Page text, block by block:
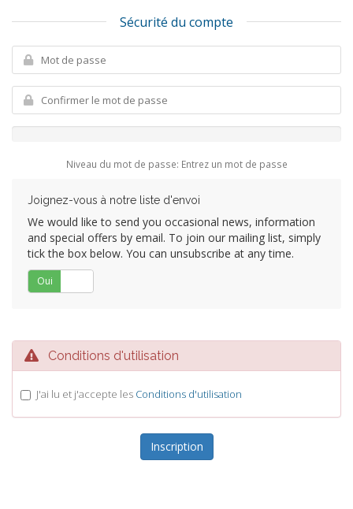
Sécurité du compte
Niveau du mot de passe: Entrez un mot de passe
Joignez-vous à notre liste d'envoi
We would like to send you occasional news, information
and special offers by email. To join our mailing list, simply
tick the box below. You can unsubscribe at any time.
Oui
Conditions d'utilisation
J'ai lu et j'accepte les Conditions d'utilisation